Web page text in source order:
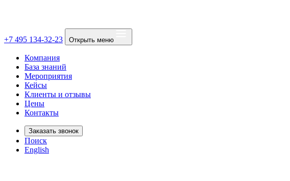
+7 495 134-32-23 Открыть меню
Компания
База знаний
Мероприятия
Кейсы
Клиенты и отзывы
Цены
Контакты
Заказать звонок
Поиск
English